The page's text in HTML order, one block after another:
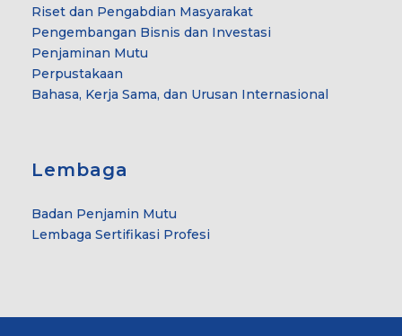
Riset dan Pengabdian Masyarakat
Pengembangan Bisnis dan Investasi
Penjaminan Mutu
Perpustakaan
Bahasa, Kerja Sama, dan Urusan Internasional
Lembaga
Badan Penjamin Mutu
Lembaga Sertifikasi Profesi